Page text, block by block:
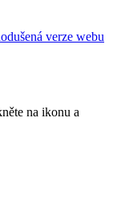
verze webu
na ikonu a